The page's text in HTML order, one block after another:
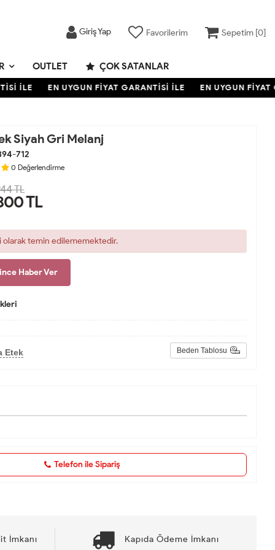
Giriş Yap Favorilerim Sepetim [0]
OUTLET ÇOK SATANLAR
İLE EN UYGUN FİYAT GARANTİSİ İLE EN UYGUN FİYAT
Siyah Gri Melanj
712
0 Değerlendirme
TL
TL
olarak temin edilememektedir.
Haber Ver
Etek Beden Tablosu
Telefon ile Sipariş
İmkanı Kapıda Ödeme İmkanı